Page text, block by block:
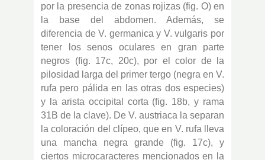
por la presencia de zonas rojizas (fig. O) en
la base del abdomen. Además, se
diferencia de V. germanica y V. vulgaris por
tener los senos oculares en gran parte
negros (fig. 17c, 20c), por el color de la
pilosidad larga del primer tergo (negra en V.
rufa pero pálida en las otras dos especies)
y la arista occipital corta (fig. 18b, y rama
31B de la clave). De V. austriaca la separan
la coloración del clípeo, que en V. rufa lleva
una mancha negra grande (fig. 17c), y
ciertos microcaracteres mencionados en la